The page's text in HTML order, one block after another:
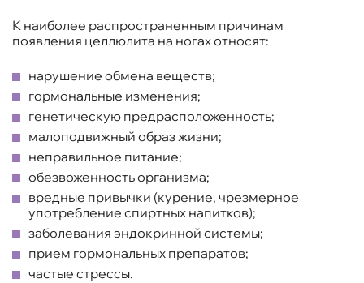
К наиболее распространенным причинам
появления целлюлита на ногах относят:
нарушение обмена веществ;
гормональные изменения;
генетическую предрасположенность;
малоподвижный образ жизни;
неправильное питание;
обезвоженность организма;
вредные привычки (курение, чрезмерное
употребление спиртных напитков);
заболевания эндокринной системы;
прием гормональных препаратов;
частые стрессы.